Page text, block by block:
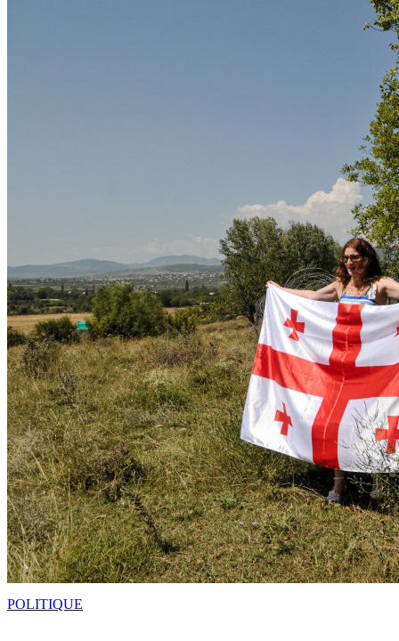
POLITIQUE